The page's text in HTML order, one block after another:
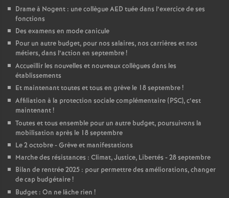
Drame à Nogent : une collègue AED tuée dans l’exercice de ses
fonctions
Des examens en mode canicule
Pour un autre budget, pour nos salaires, nos carrières et nos
métiers, dans l’action en septembre!
Accueillir les nouvelles et nouveaux collègues dans les
établissements
Et maintenant toutes et tous en grève le 18 septembre!
Affiliation à la protection sociale complémentaire (PSC), c’est
maintenant!
Toutes et tous ensemble pour un autre budget, poursuivons la
mobilisation après le 18 septembre
Le 2 octobre - Grève et manifestations
Marche des résistances : Climat, Justice, Libertés - 28 septembre
Bilan de rentrée 2025 : pour permettre des améliorations, changer
de cap budgétaire!
Budget : On ne lâche rien !